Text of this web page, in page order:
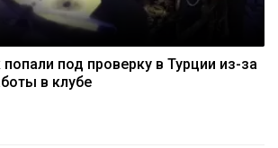
попали под проверку в Турции из-за
в клубе